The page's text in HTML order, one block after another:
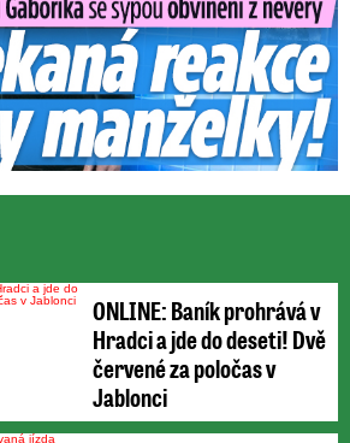
ONLINE: Baník prohrává v
Hradci a jde do deseti! Dvě
červené za poločas v
Jablonci